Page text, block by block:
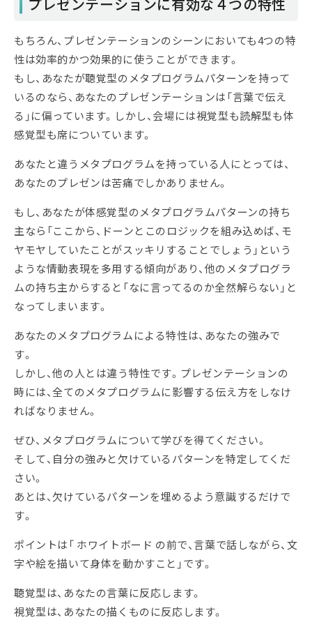
もちろん、プレゼンテーションのシーンにおいても4つの特
性は効率的かつ効果的に使うことができます。
もし、あなたが聴覚型のメタプログラムパターンを持って
いるのなら、あなたのプレゼンテーションは「言葉で伝え
る」に偏っています。しかし、会場には視覚型も読解型も体
感覚型も席についています。
あなたと違うメタプログラムを持っている人にとっては、
あなたのプレゼンは苦痛でしかありません。
もし、あなたが体感覚型のメタプログラムパターンの持ち
主なら「ここから、ドーンとこのロジックを組み込めば、モ
ヤモヤしていたことがスッキリすることでしょう」という
ような情動表現を多用する傾向があり、他のメタプログラ
ムの持ち主からすると「なに言ってるのか全然解らない」と
なってしまいます。
あなたのメタプログラムによる特性は、あなたの強みで
す。
しかし、他の人とは違う特性です。プレゼンテーションの
時には、全てのメタプログラムに影響する伝え方をしなけ
ればなりません。
ぜひ、メタプログラムについて学びを得てください。
そして、自分の強みと欠けているパターンを特定してくだ
さい。
あとは、欠けているパターンを埋めるよう意識するだけで
す。
ポイントは「 ホワイトボード の前で、言葉で話しながら、文
字や絵を描いて身体を動かすこと」です。
聴覚型は、あなたの言葉に反応します。
視覚型は、あなたの描くものに反応します。